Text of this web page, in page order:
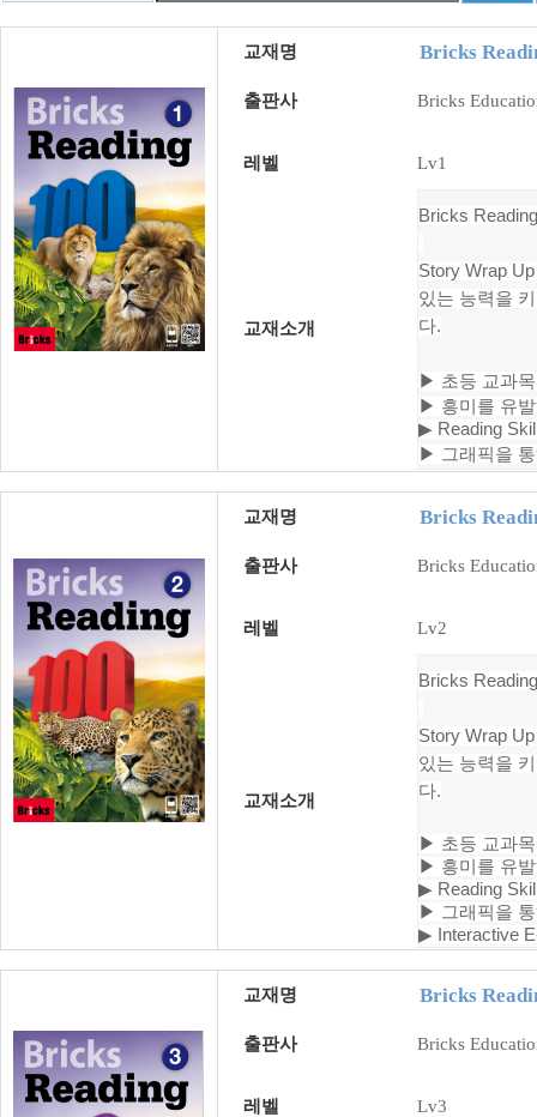
교재명 Bricks
출판사 Bricks
레벨 Lv1
교재소개
Bricks
Story Wrap
있는 능력을
다.
▶ 초등 교과
▶ 흥미를 유
▶ Reading
▶ 그래픽을
교재명 Bricks
출판사 Bricks
레벨 Lv2
교재소개
Bricks
Story Wrap
있는 능력을
다.
▶ 초등 교과
▶ 흥미를 유
▶ Reading
▶ 그래픽을
▶ Interactive
교재명 Bricks
출판사 Bricks
레벨 Lv3